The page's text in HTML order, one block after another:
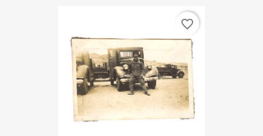
favorite_border